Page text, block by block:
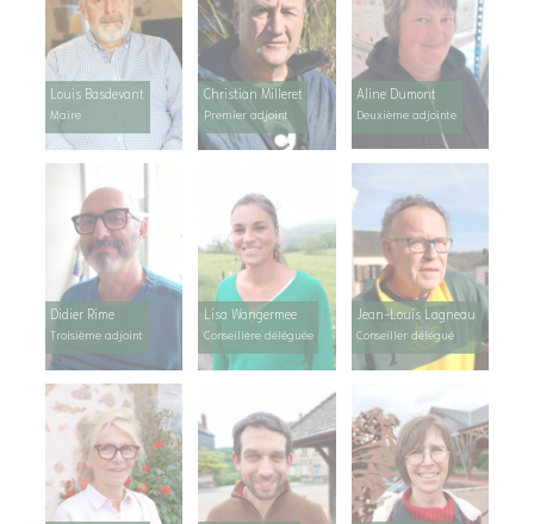
Louis Basdevant
Maire
Christian Milleret
Premier adjoint
Aline Dumont
Deuxième adjointe
Didier Rime
Troisième adjoint
Lisa Wangermee
Conseillère déléguée
Jean-Louis Lagneau
Conseiller délégué